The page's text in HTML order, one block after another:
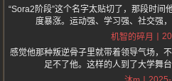
“Sora2阶段”这个名字太贴切了，那段时间
度暴涨。运动强、学习强、社交强
机智的碎月
感觉他那种叛逆骨子里就带着领导气场，
足不了他。这样的人到了大学舞